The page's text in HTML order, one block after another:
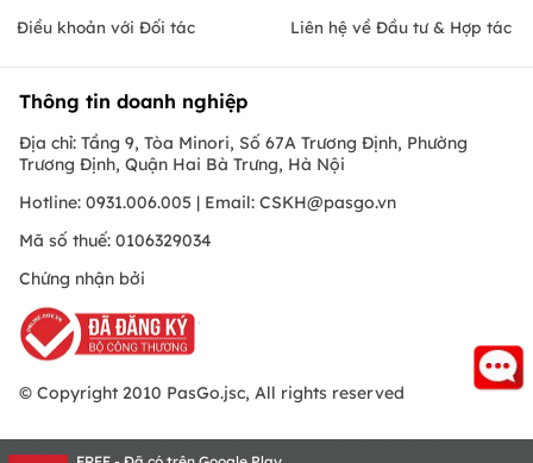
Điều khoản với Đối tác
Liên hệ về Đầu tư & Hợp tác
Thông tin doanh nghiệp
Địa chỉ: Tầng 9, Tòa Minori, Số 67A Trương Định, Phường
Trương Định, Quận Hai Bà Trưng, Hà Nội
Hotline: 0931.006.005 | Email: CSKH@pasgo.vn
Mã số thuế: 0106329034
Chứng nhận bởi
© Copyright 2010 PasGo.jsc, All rights reserved